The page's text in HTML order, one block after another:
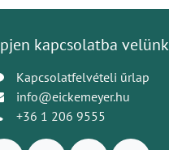
kapcsolatba velünk
Kapcsolatfelvételi űrlap
info@eickemeyer.hu
+36 1 206 9555